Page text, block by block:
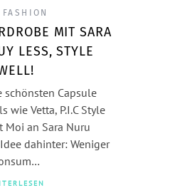
MIT SARA
LESS, STYLE
schönsten Capsule
wie Vetta, P.I.C Style
Moi an Sara Nuru
dahinter: Weniger